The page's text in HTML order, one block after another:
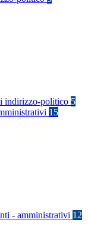
indirizzo-politico 5
15
- amministrativi 12